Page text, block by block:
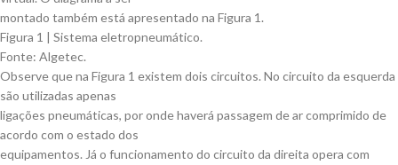
montado também está apresentado na Figura 1.
Figura 1 | Sistema eletropneumático.
Fonte: Algetec.
Observe que na Figura 1 existem dois circuitos. No circuito da esquerda
são utilizadas apenas
ligações pneumáticas, por onde haverá passagem de ar comprimido de
acordo com o estado dos
equipamentos. Já o funcionamento do circuito da direita opera com